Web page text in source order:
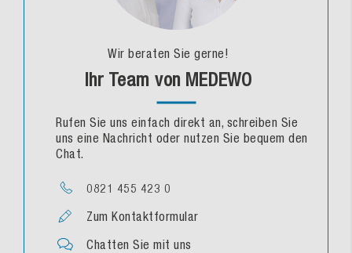
Wir beraten Sie gerne!
Ihr Team von MEDEWO
Rufen Sie uns einfach direkt an, schreiben Sie
uns eine Nachricht oder nutzen Sie bequem den
Chat.
0821 455 423 0
Zum Kontaktformular
Chatten Sie mit uns